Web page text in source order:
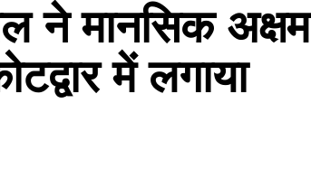
ने मानसिक अक्षम
में लगाया